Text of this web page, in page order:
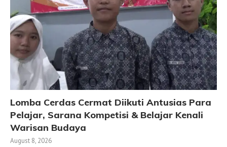
Lomba Cerdas Cermat Diikuti Antusias Para
Pelajar, Sarana Kompetisi & Belajar Kenali
Warisan Budaya
August 8, 2026